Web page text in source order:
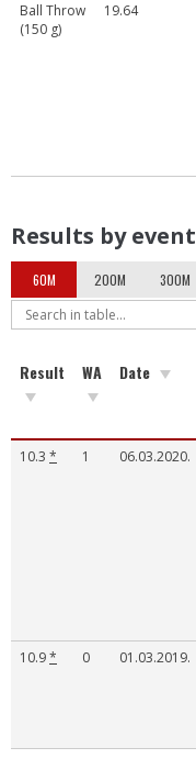
Ball Throw
(150 g)
19.64
Results by event
60M 200M 300M
Result WA Date
10.3 * 1 06.03.2020.
10.9* 0 01.03.2019.